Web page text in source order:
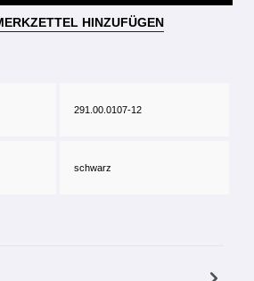
HINZUFÜGEN
291.00.0107-12
schwarz